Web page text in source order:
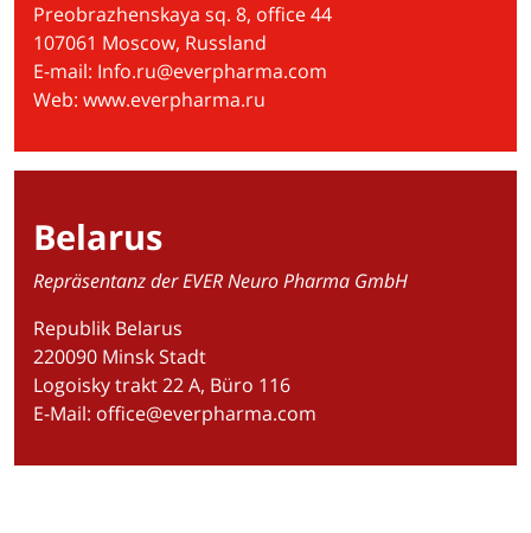
Preobrazhenskaya sq. 8, office 44
107061 Moscow, Russland
E-mail: Info.ru@everpharma.com
Web: www.everpharma.ru
Belarus
Repräsentanz der EVER Neuro Pharma GmbH
Republik Belarus
220090 Minsk Stadt
Logoisky trakt 22 A, Büro 116
E-Mail: office@everpharma.com